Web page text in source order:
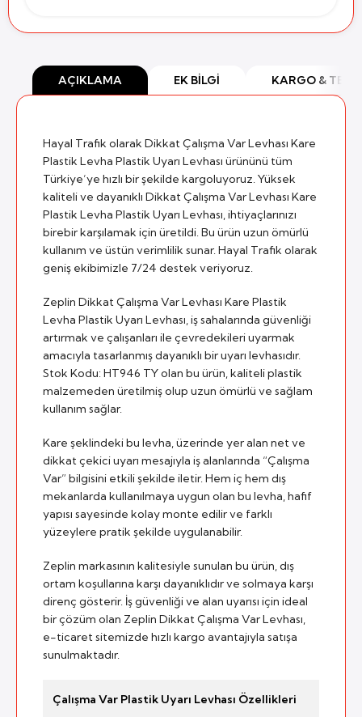
AÇIKLAMA EK BILGI KARGO &
Hayal Trafik olarak Dikkat Çalışma Var Levhası Kare
Plastik Levha Plastik Uyarı Levhası ürününü tüm
Türkiye’ye hızlı bir şekilde kargoluyoruz. Yüksek
kaliteli ve dayanıklı Dikkat Çalışma Var Levhası Kare
Plastik Levha Plastik Uyarı Levhası, ihtiyaçlarınızı
birebir karşılamak için üretildi. Bu ürün uzun ömürlü
kullanım ve üstün verimlilik sunar. Hayal Trafik olarak
geniş ekibimizle 7/24 destek veriyoruz.
Zeplin Dikkat Çalışma Var Levhası Kare Plastik
Levha Plastik Uyarı Levhası, iş sahalarında güvenliği
artırmak ve çalışanları ile çevredekileri uyarmak
amacıyla tasarlanmış dayanıklı bir uyarı levhasıdır.
Stok Kodu: HT946 TY olan bu ürün, kaliteli plastik
malzemeden üretilmiş olup uzun ömürlü ve sağlam
kullanım sağlar.
Kare şeklindeki bu levha, üzerinde yer alan net ve
dikkat çekici uyarı mesajıyla iş alanlarında “Çalışma
Var” bilgisini etkili şekilde iletir. Hem iç hem dış
mekanlarda kullanılmaya uygun olan bu levha, hafif
yapısı sayesinde kolay monte edilir ve farklı
yüzeylere pratik şekilde uygulanabilir.
Zeplin markasının kalitesiyle sunulan bu ürün, dış
ortam koşullarına karşı dayanıklıdır ve solmaya karşı
direnç gösterir. İş güvenliği ve alan uyarısı için ideal
bir çözüm olan Zeplin Dikkat Çalışma Var Levhası,
e-ticaret sitemizde hızlı kargo avantajıyla satışa
sunulmaktadır.
Çalışma Var Plastik Uyarı Levhası Özellikleri